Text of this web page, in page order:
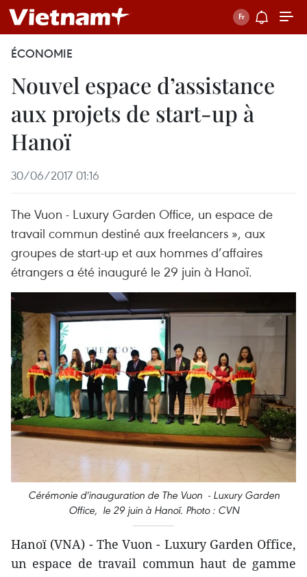
ÉCONOMIE
Nouvel espace d’assistance
aux projets de start-up à
Hanoï
30/06/2017 01:16
The Vuon - Luxury Garden Office, un espace de
travail commun destiné aux freelancers », aux
groupes de start-up et aux hommes d’affaires
étrangers a été inauguré le 29 juin à Hanoï.
Cérémonie d'inauguration de The Vuon - Luxury Garden
Office, le 29 juin à Hanoï. Photo : CVN
Hanoï (VNA) - The Vuon - Luxury Garden Office,
un espace de travail commun haut de gamme